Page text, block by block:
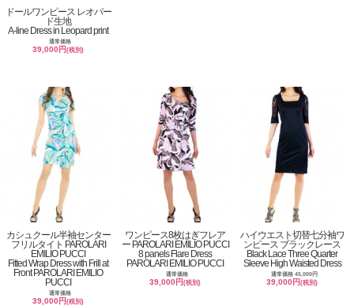
ドールワンピース レオパー
ド生地
A-line Dress in Leopard print
通常価格
39,000円(税別)
カシュクール半袖センター
フリルタイト PAROLARI
EMILIO PUCCI
Fitted Wrap Dress with Frill at
Front PAROLARI EMILIO
PUCCI
通常価格
39,000円(税別)
ワンピース8枚はぎフレア
ー PAROLARI EMILIO PUCCI
8 panels Flare Dress
PAROLARI EMILIO PUCCI
通常価格
39,000円(税別)
ハイウエスト切替七分袖ワ
ンピース ブラックレース
Black Lace Three Quarter
Sleeve High Waisted Dress
通常価格 45,000円
39,000円(税別)